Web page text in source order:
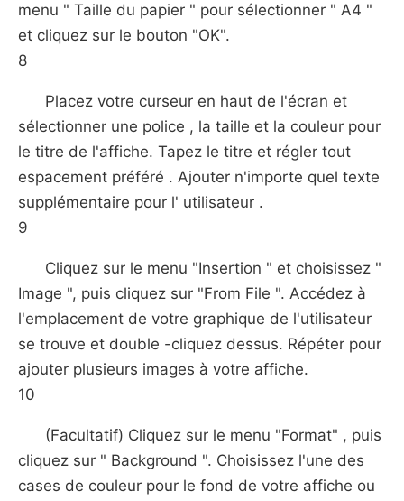
menu " Taille du papier " pour sélectionner " A4 "
et cliquez sur le bouton "OK".
8
Placez votre curseur en haut de l'écran et
sélectionner une police , la taille et la couleur pour
le titre de l'affiche. Tapez le titre et régler tout
espacement préféré . Ajouter n'importe quel texte
supplémentaire pour l' utilisateur .
9
Cliquez sur le menu "Insertion " et choisissez "
Image ", puis cliquez sur "From File ". Accédez à
l'emplacement de votre graphique de l'utilisateur
se trouve et double -cliquez dessus. Répéter pour
ajouter plusieurs images à votre affiche.
10
(Facultatif) Cliquez sur le menu "Format" , puis
cliquez sur " Background ". Choisissez l'une des
cases de couleur pour le fond de votre affiche ou